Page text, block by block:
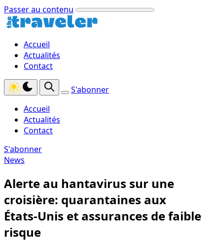
Passer au contenu
Accueil
Actualités
Contact
S'abonner
Accueil
Actualités
Contact
S'abonner
News
Alerte au hantavirus sur une
croisière: quarantaines aux
États‑Unis et assurances de faible
risque